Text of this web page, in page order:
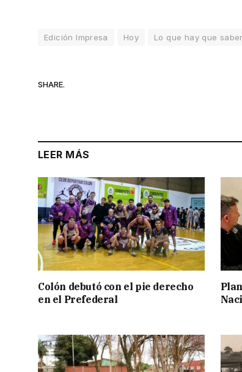
Edición Impresa Hoy Lo que hay que saber
SHARE.
LEER MÁS
Colón debutó con el pie derecho
en el Prefederal